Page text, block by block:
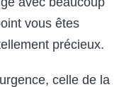
vous êtes
précieux.
celle de la